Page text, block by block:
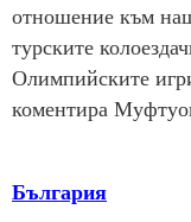
отношение към
турските
Олимпийските
коментира
България